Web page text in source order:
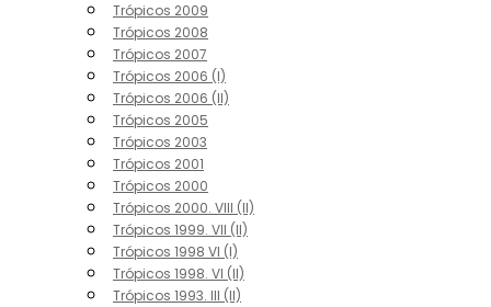
Trópicos 2009
Trópicos 2008
Trópicos 2007
Trópicos 2006 (I)
Trópicos 2006 (II)
Trópicos 2005
Trópicos 2003
Trópicos 2001
Trópicos 2000
Trópicos 2000. VIII (II)
Trópicos 1999. VII (II)
Trópicos 1998 VI (I)
Trópicos 1998. VI (II)
Trópicos 1993. III (II)